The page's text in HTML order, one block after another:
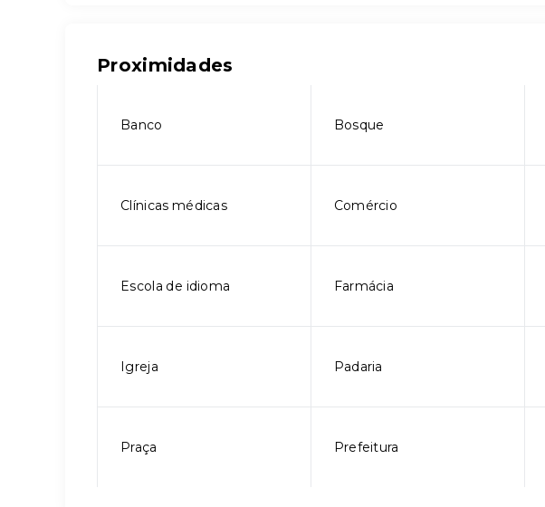
Proximidades
Banco Bosque
Clínicas médicas Comércio
Escola de idioma Farmácia
Igreja Padaria
Praça Prefeitura